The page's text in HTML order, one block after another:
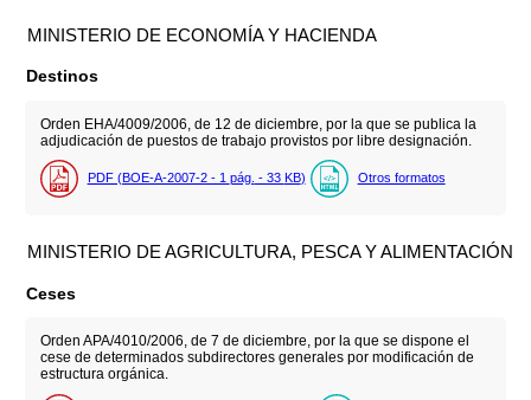
MINISTERIO DE ECONOMÍA Y HACIENDA
Destinos
Orden EHA/4009/2006, de 12 de diciembre, por la que se publica la
adjudicación de puestos de trabajo provistos por libre designación.
PDF (BOE-A-2007-2 - 1 pág. - 33 KB) Otros formatos
MINISTERIO DE AGRICULTURA, PESCA Y ALIMENTACIÓN
Ceses
Orden APA/4010/2006, de 7 de diciembre, por la que se dispone el
cese de determinados subdirectores generales por modificación de
estructura orgánica.